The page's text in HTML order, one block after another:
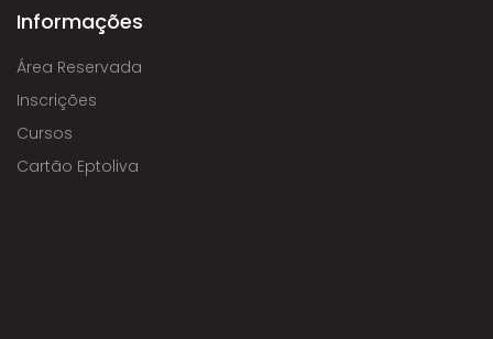
Informações
Área Reservada
Inscrições
Cursos
Cartão Eptoliva